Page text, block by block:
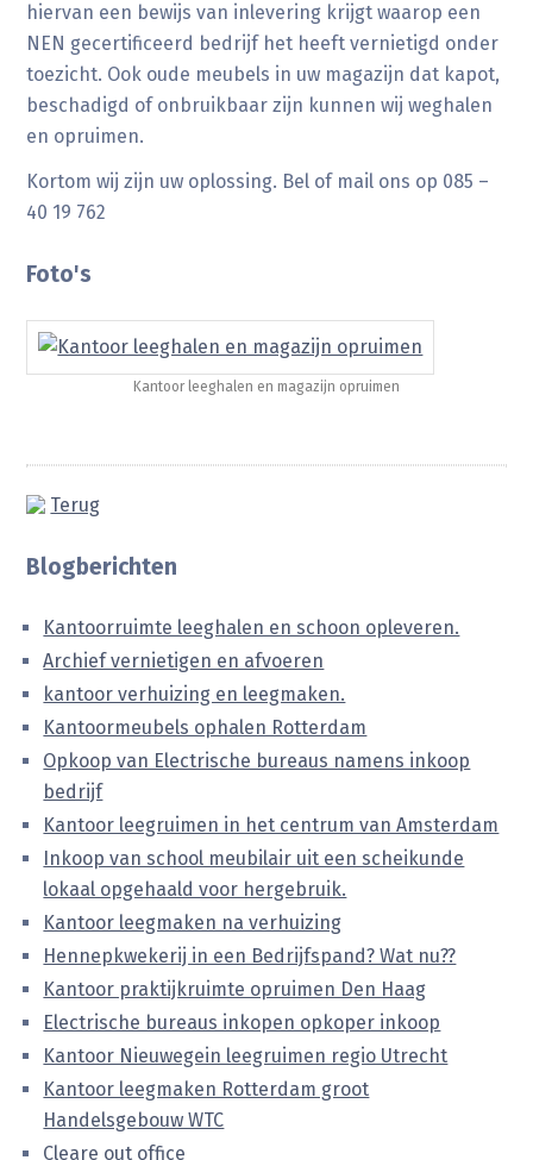
hiervan een bewijs van inlevering krijgt waarop een
NEN gecertificeerd bedrijf het heeft vernietigd onder
toezicht. Ook oude meubels in uw magazijn dat kapot,
beschadigd of onbruikbaar zijn kunnen wij weghalen
en opruimen.
Kortom wij zijn uw oplossing. Bel of mail ons op 085 –
40 19 762
Foto's
Kantoor leeghalen en magazijn opruimen
Terug
Blogberichten
Kantoorruimte leeghalen en schoon opleveren.
Archief vernietigen en afvoeren
kantoor verhuizing en leegmaken.
Kantoormeubels ophalen Rotterdam
Opkoop van Electrische bureaus namens inkoop
bedrijf
Kantoor leegruimen in het centrum van Amsterdam
Inkoop van school meubilair uit een scheikunde
lokaal opgehaald voor hergebruik.
Kantoor leegmaken na verhuizing
Hennepkwekerij in een Bedrijfspand? Wat nu??
Kantoor praktijkruimte opruimen Den Haag
Electrische bureaus inkopen opkoper inkoop
Kantoor Nieuwegein leegruimen regio Utrecht
Kantoor leegmaken Rotterdam groot
Handelsgebouw WTC
Cleare out office